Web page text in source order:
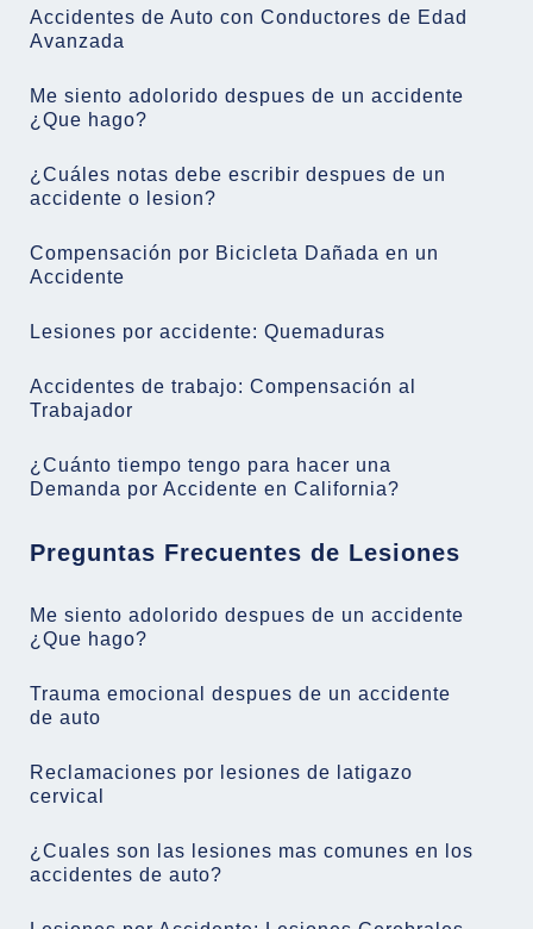
Accidentes de Auto con Conductores de Edad
Avanzada
Me siento adolorido despues de un accidente
¿Que hago?
¿Cuáles notas debe escribir despues de un
accidente o lesion?
Compensación por Bicicleta Dañada en un
Accidente
Lesiones por accidente: Quemaduras
Accidentes de trabajo: Compensación al
Trabajador
¿Cuánto tiempo tengo para hacer una
Demanda por Accidente en California?
Preguntas Frecuentes de Lesiones
Me siento adolorido despues de un accidente
¿Que hago?
Trauma emocional despues de un accidente
de auto
Reclamaciones por lesiones de latigazo
cervical
¿Cuales son las lesiones mas comunes en los
accidentes de auto?